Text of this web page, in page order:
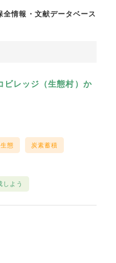
全情報・文献データベース
ビレッジ（生態村）か
態 炭素蓄積
よう